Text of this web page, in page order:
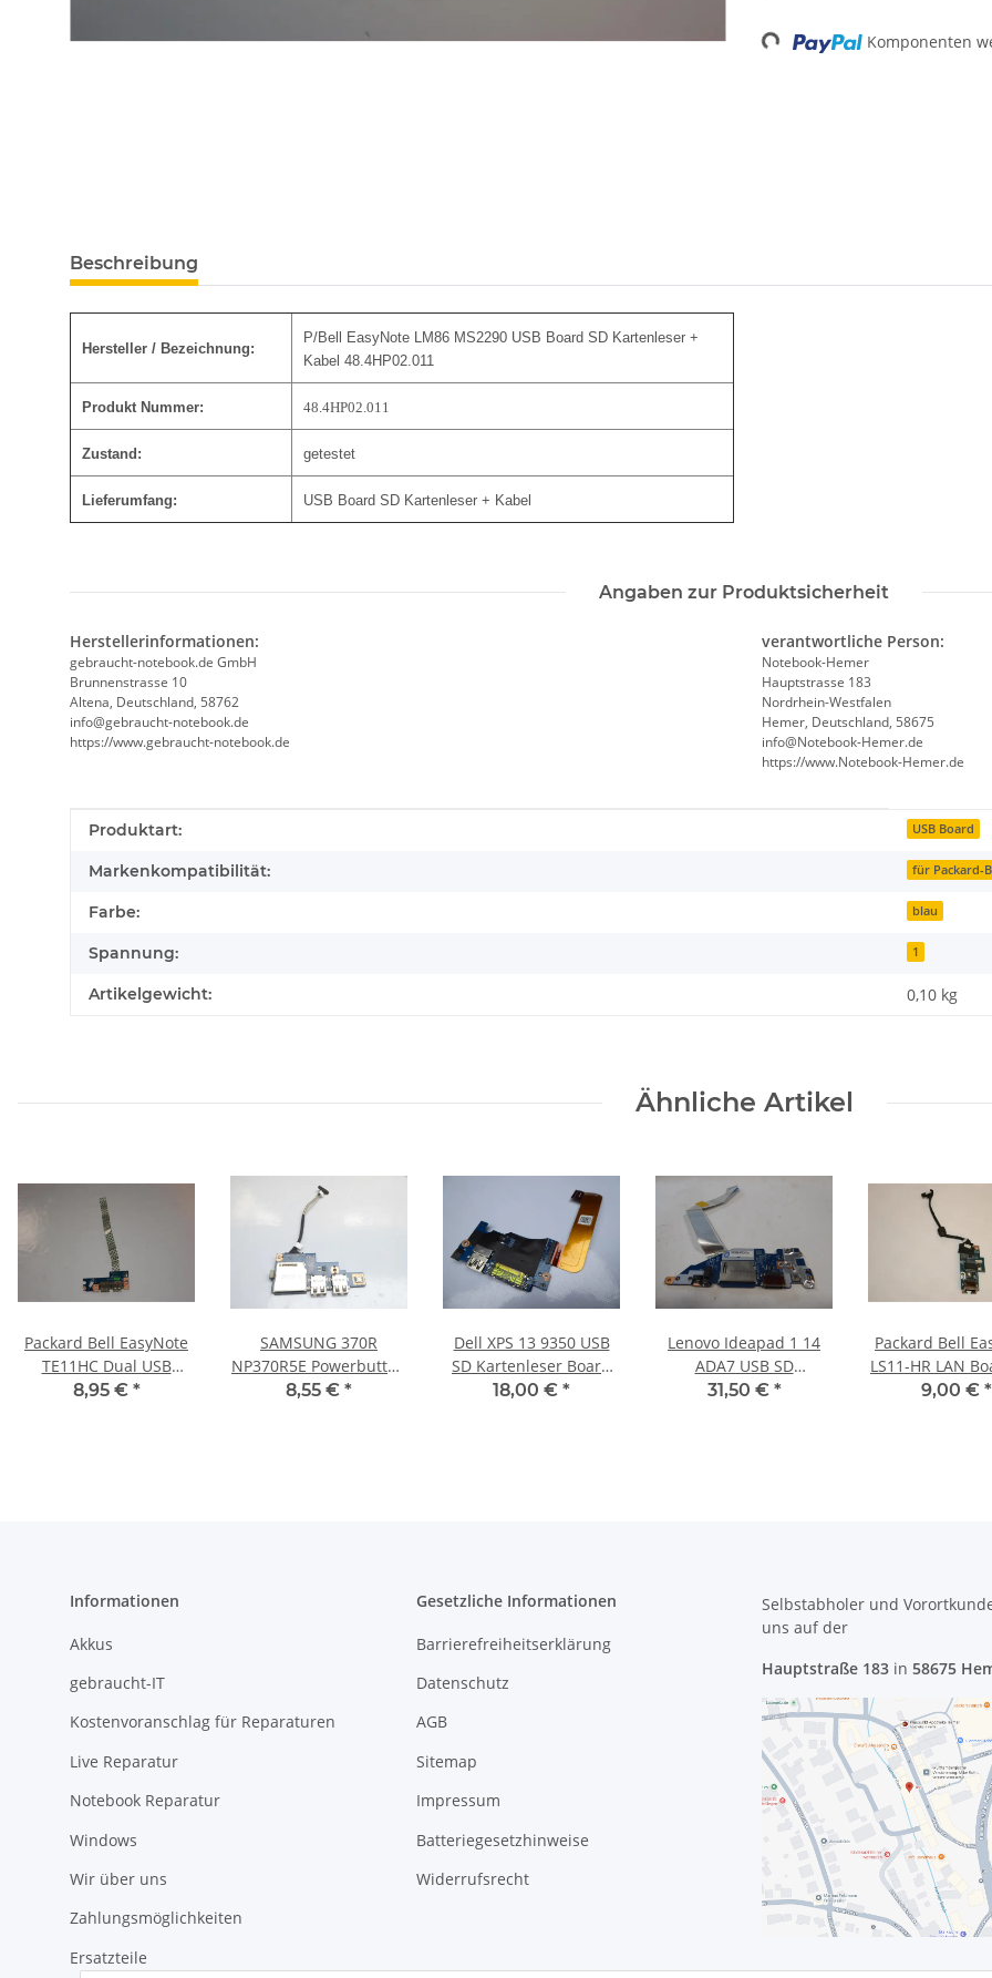
Loading... Komponenten
Beschreibung
Hersteller / Bezeichnung:
P/Bell EasyNote LM86 MS2290 USB Board SD Kartenleser +
Kabel 48.4HP02.011
Produkt Nummer: 48.4HP02.011
Zustand: getestet
Lieferumfang: USB Board SD Kartenleser + Kabel
Angaben zur Produktsicherheit
Herstellerinformationen:
gebraucht-notebook.de GmbH
Brunnenstrasse 10
Altena, Deutschland, 58762
info@gebraucht-notebook.de
https://www.gebraucht-notebook.de
verantwortliche Person:
Notebook-Hemer
Hauptstrasse 183
Nordrhein-Westfalen
Hemer, Deutschland, 58675
info@Notebook-Hemer.de
https://www.Notebook-Hemer.de
Produkteigenschaft
Wert
Produktart: USB Board
Markenkompatibilität: für Packard-
Farbe: blau
Spannung: 1
Artikelgewicht: 0,10 kg
Ähnliche Artikel
Packard Bell EasyNote
TE11HC Dual USB
Board mit Kabel LS-
8,95 € *
SAMSUNG 370R
NP370R5E Powerbutton
USB SD Kartenleser
8,55 € *
Dell XPS 13 9350 USB
SD Kartenleser Board
mit Kabel LS-C881P
18,00 € *
Lenovo Ideapad 1 14
ADA7 USB SD
Kartenleser Board mit
31,50 € *
Packard Bell
LS11-HR LAN
Kabel LS-9,00 € *
Informationen
Akkus
gebraucht-IT
Kostenvoranschlag für Reparaturen
Live Reparatur
Notebook Reparatur
Windows
Wir über uns
Zahlungsmöglichkeiten
Ersatzteile
Gesetzliche Informationen
Barrierefreiheitserklärung
Datenschutz
AGB
Sitemap
Impressum
Batteriegesetzhinweise
Widerrufsrecht
Selbstabholer und
uns auf der
Hauptstraße 183 in 58675